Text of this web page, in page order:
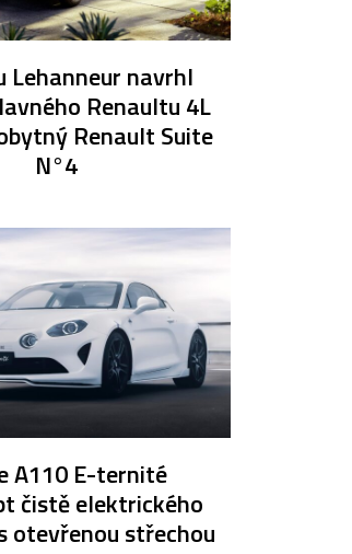
Lehanneur navrhl
Renaultu 4L
Renault Suite
N°4
A110 E-ternité
čistě elektrického
otevřenou střechou